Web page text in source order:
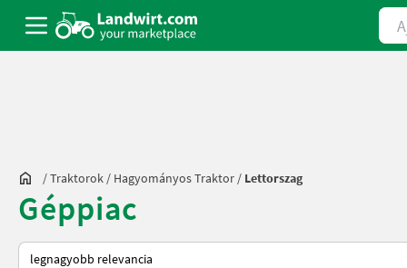
/Traktorok / Hagyományos Traktor / Lettorszag
Géppiac
Így van sorba rendezve a Landwirt.com-on